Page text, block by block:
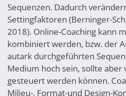
Sequenzen. Dadurch
Settingfaktoren (Berninger-
2018). Online-Coaching kann
kombiniert werden, bzw. der
autark durchgeführten
Medium hoch sein, sollte
gesteuert werden können.
Milieu-, Format-und Design-